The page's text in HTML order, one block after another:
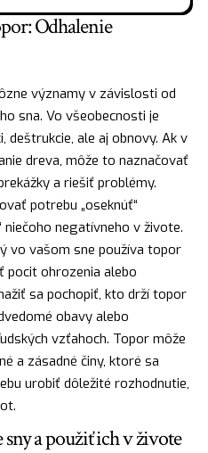
Odhalenie
významy v závislosti od
sna. Vo všeobecnosti je
ale aj obnovy. Ak v
dreva, môže to naznačovať
a riešiť problémy.
potrebu „oseknúť“
negatívneho v živote.
vo vašom sne používa topor
pocit ohrozenia alebo
sa pochopiť, kto drží topor
obavy alebo
vzťahoch. Topor môže
a zásadné činy, ktoré sa
urobiť dôležité rozhodnutie,
a použiť ich v živote